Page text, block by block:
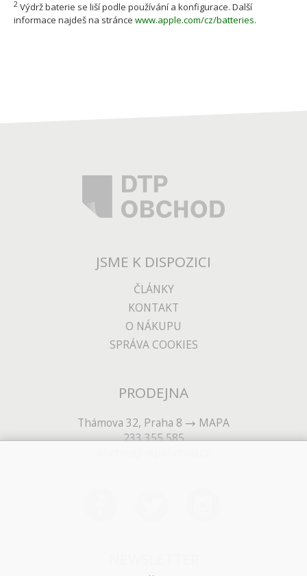
2 Výdrž baterie se liší podle používání a konfigurace. Další
informace najdeš na stránce www.apple.com/cz/batteries.
JSME K DISPOZICI
ČLÁNKY
KONTAKT
O NÁKUPU
SPRÁVA COOKIES
PRODEJNA
Thámova 32, Praha 8
MAPA
233 355 585